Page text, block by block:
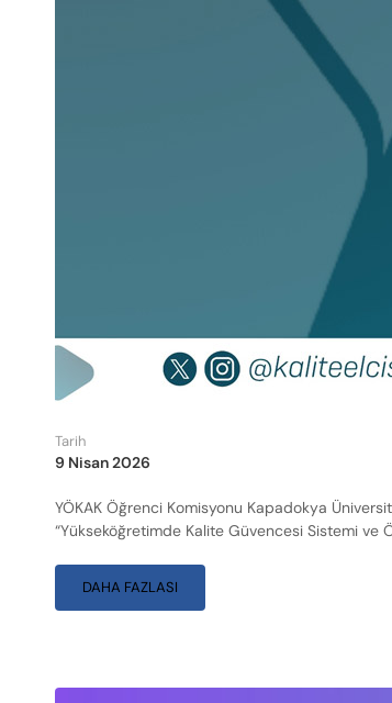
Tarih
9 Nisan 2026
YÖKAK Öğrenci Komisyonu Kapadokya
“Yükseköğretimde Kalite Güvencesi Sistemi
DAHA FAZLASI